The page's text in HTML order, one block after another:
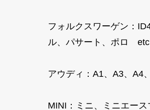
フォルクスワーゲン：
ル、パサート、ポロ
アウディ：A1、A3、A4
MINI：ミニ、ミニエー